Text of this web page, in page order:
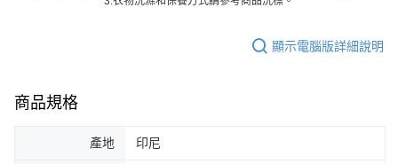
顯示電腦版詳細說明
商品規格
產地 印尼